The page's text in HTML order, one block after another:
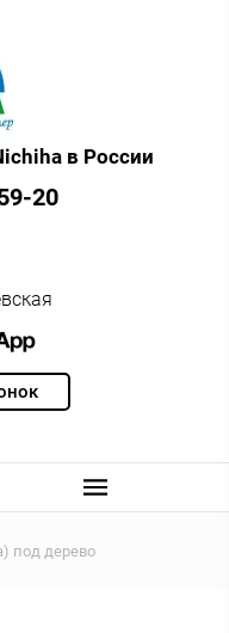
в России
20
под дерево